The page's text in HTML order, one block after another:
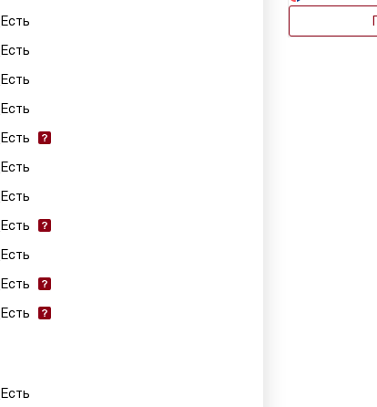
Есть
Есть
Есть
Есть
Есть
Есть
Есть
Есть
Есть
Есть
Есть
Есть